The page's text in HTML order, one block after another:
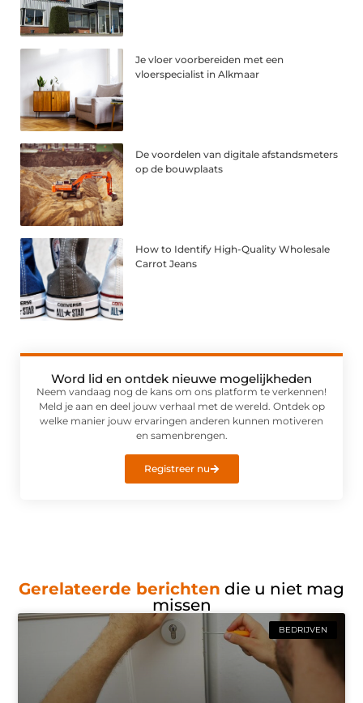
Je vloer voorbereiden met een
vloerspecialist in Alkmaar
De voordelen van digitale afstandsmeters
op de bouwplaats
How to Identify High-Quality Wholesale
Carrot Jeans
Word lid en ontdek nieuwe mogelijkheden
Neem vandaag nog de kans om ons platform te verkennen!
Meld je aan en deel jouw verhaal met de wereld. Ontdek op
welke manier jouw ervaringen anderen kunnen motiveren
en samenbrengen.
Registreer nu
Gerelateerde berichten die u niet mag
missen
BEDRIJVEN